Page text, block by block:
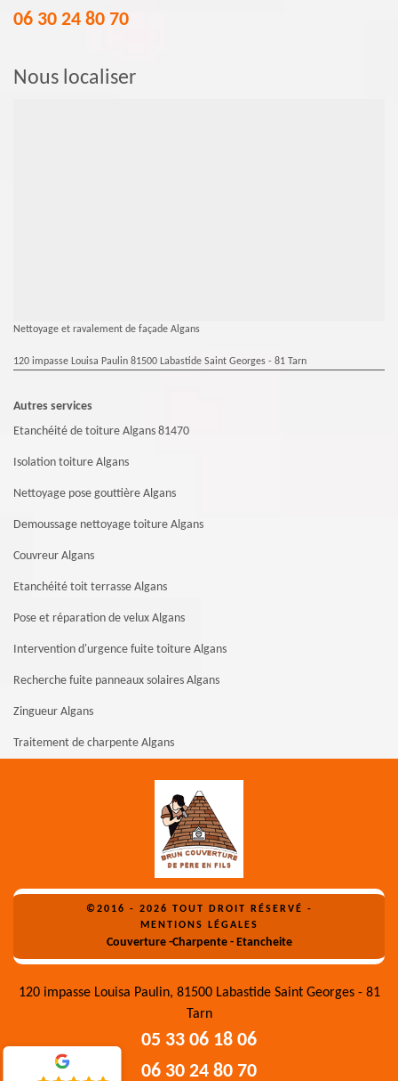
06 30 24 80 70
Nous localiser
Nettoyage et ravalement de façade Algans
120 impasse Louisa Paulin 81500 Labastide Saint Georges - 81 Tarn
Autres services
Etanchéité de toiture Algans 81470
Isolation toiture Algans
Nettoyage pose gouttière Algans
Demoussage nettoyage toiture Algans
Couvreur Algans
Etanchéité toit terrasse Algans
Pose et réparation de velux Algans
Intervention d'urgence fuite toiture Algans
Recherche fuite panneaux solaires Algans
Zingueur Algans
Traitement de charpente Algans
©2016 - 2026 TOUT DROIT RÉSERVÉ -
MENTIONS LÉGALES
Couverture -Charpente - Etancheite
120 impasse Louisa Paulin, 81500 Labastide Saint Georges - 81
Tarn
05 33 06 18 06
06 30 24 80 70